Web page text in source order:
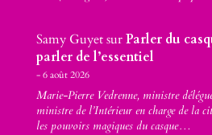
Samy GuyetsurParler du
parler de l’essentiel
6 août 2026
Marie-Pierre Vedrenne, ministre
ministre de l’Intérieur en charge de la
les pouvoirs magiques du casque…